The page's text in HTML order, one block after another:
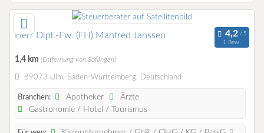
Herr Dipl.-Fw. (FH) Manfred Janssen
1 Bew.
1,4 km (Entfernung von Söflingen)
89073 Ulm, Baden-Württemberg, Deutschland
Branchen: Apotheker
Ärzte
Gastronomie / Hotel / Tourismus